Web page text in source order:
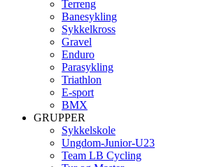
Terreng
Banesykling
Sykkelkross
Gravel
Enduro
Parasykling
Triathlon
E-sport
BMX
GRUPPER
Sykkelskole
Ungdom-Junior-U23
Team LB Cycling